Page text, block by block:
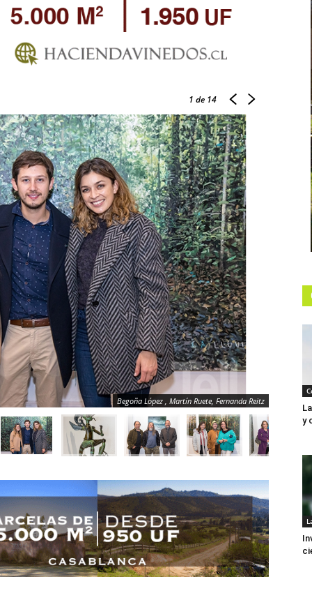
1 de 14
Begoña López , Martín Ruete, Fernanda Reitz
y